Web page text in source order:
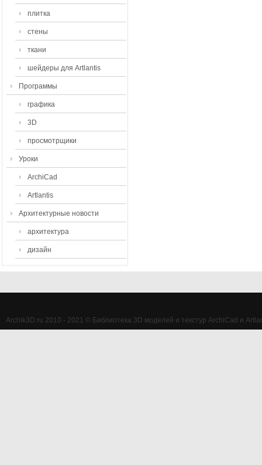
плитка
стены
ткани
шейдеры для Artlantis
Программы
графика
3D
просмотрщики
Уроки
ArchiCad
Artlantis
Архитектурные новости
архитектура
дизайн
Archik3D.ru 2010 - 2021 © Библиотека 3D моделей и текстур ArchiCad и